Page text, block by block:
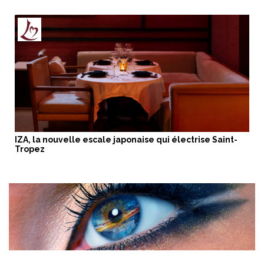
IZA, la nouvelle escale japonaise qui électrise Saint-
Tropez